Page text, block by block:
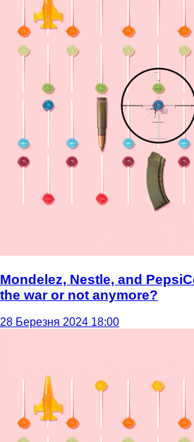
Mondelez, Nestle, and
the war or not anymore?
28 Березня 2024 18:00